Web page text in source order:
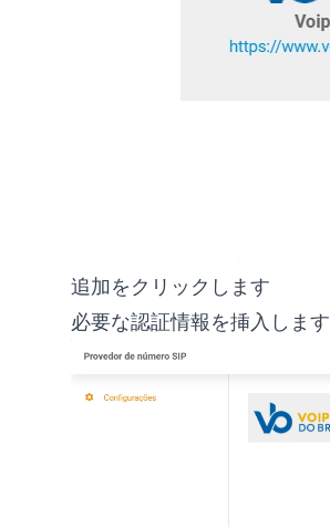
追加をクリックします
必要な認証情報を挿入します